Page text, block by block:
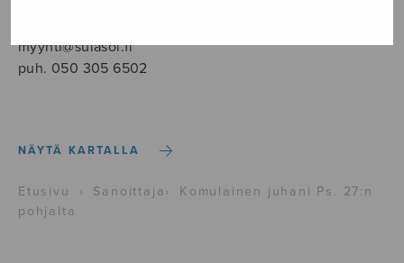
myynti@sulasol.fi
puh. 050 305 6502
NÄYTÄ KARTALLA
Etusivu › Sanoittaja ›
Komulainen juhani Ps. 27:n
pohjalta